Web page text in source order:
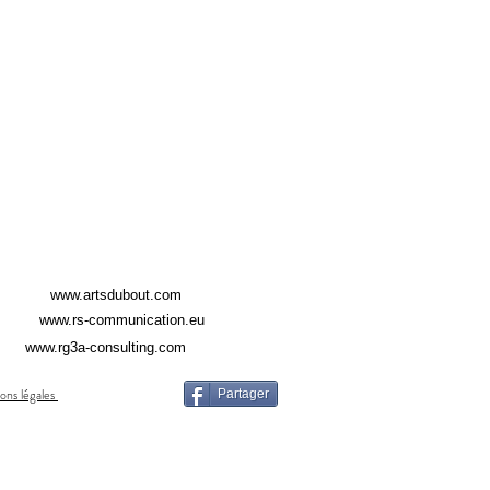
www.artsdubout.com
www.rs-communication.eu
www.rg3a-consulting.com
légales
Partager